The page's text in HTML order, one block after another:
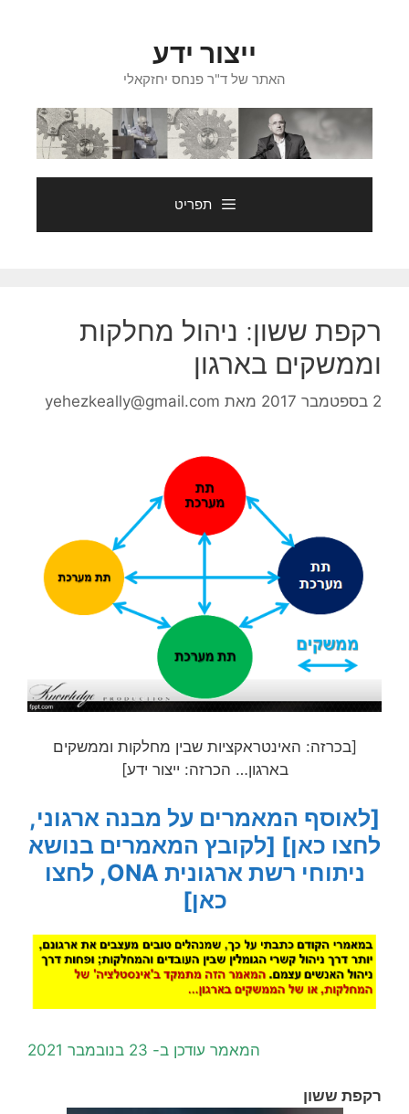
ייצור ידע
האתר של ד"ר פנחס יחזקאלי
תפריט
רקפת ששון: ניהול מחלקות
וממשקים בארגון
2 בספטמבר 2017 מאת yehezkeally@gmail.com
[בכרזה: האינטראקציות שבין מחלקות וממשקים
בארגון… הכרזה: ייצור ידע]
[לאוסף המאמרים על מבנה ארגוני,
לחצו כאן] [לקובץ המאמרים בנושא
ניתוחי רשת ארגונית ONA, לחצו
כאן]
המאמר עודכן ב- 23 בנובמבר 2021
רקפת ששון